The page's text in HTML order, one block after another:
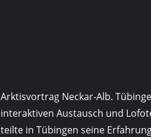
Arktisvortrag Neckar-Alb.
interaktiven Austausch und
teilte in Tübingen seine